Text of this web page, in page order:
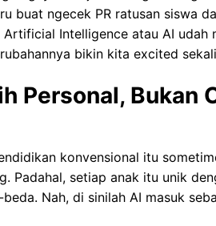
buat ngecek PR ratusan siswa
Intelligence atau AI udah
bikin kita excited
Personal, Bukan
konvensional itu
Padahal, setiap anak itu unik
Nah, di sinilah AI masuk